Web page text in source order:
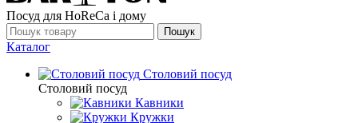
Посуд для HoReCa і дому
Пошук
Каталог
Столовий посуд
Столовий посуд
Кавники
Кружки